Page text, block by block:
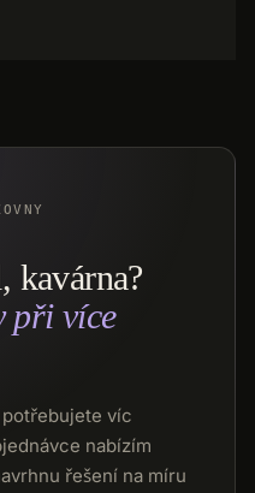
kavárna?
při více
víc
nabízím
řešení na míru